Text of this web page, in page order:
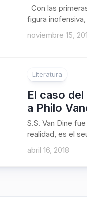
Con las
figura
noviembre 15,
Literatura
El caso
a Philo
S.S. Van Dine
realidad, es el
abril 16, 2018